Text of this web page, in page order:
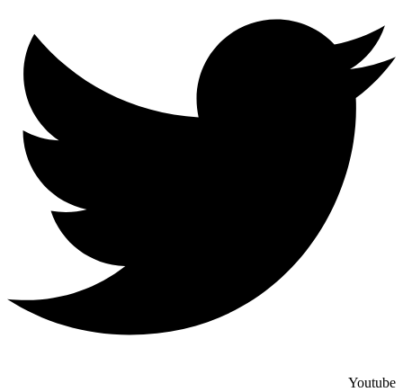
Youtube